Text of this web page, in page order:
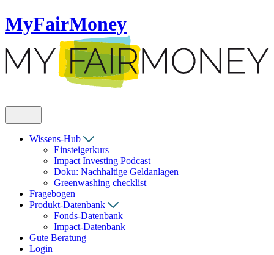
MyFairMoney
Wissens-Hub
Einsteigerkurs
Impact Investing Podcast
Doku: Nachhaltige Geldanlagen
Greenwashing checklist
Fragebogen
Produkt-Datenbank
Fonds-Datenbank
Impact-Datenbank
Gute Beratung
Login